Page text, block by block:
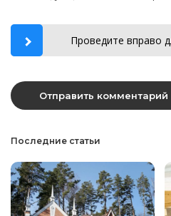
Проведите вправо
Последние статьи